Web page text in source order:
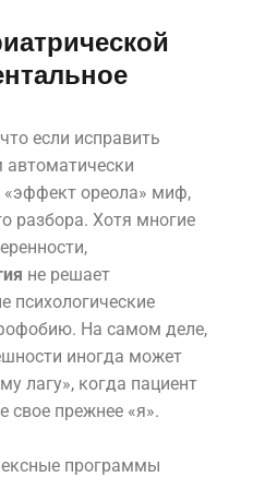
если исправить
автоматически
«эффект ореола» миф,
разбора. Хотя многие
не решает
психологические
На самом деле,
иногда может
лагу», когда пациент
свое прежнее «я».
программы